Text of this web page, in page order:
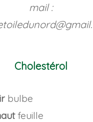
mail :
Cholestérol
bulbe
feuille